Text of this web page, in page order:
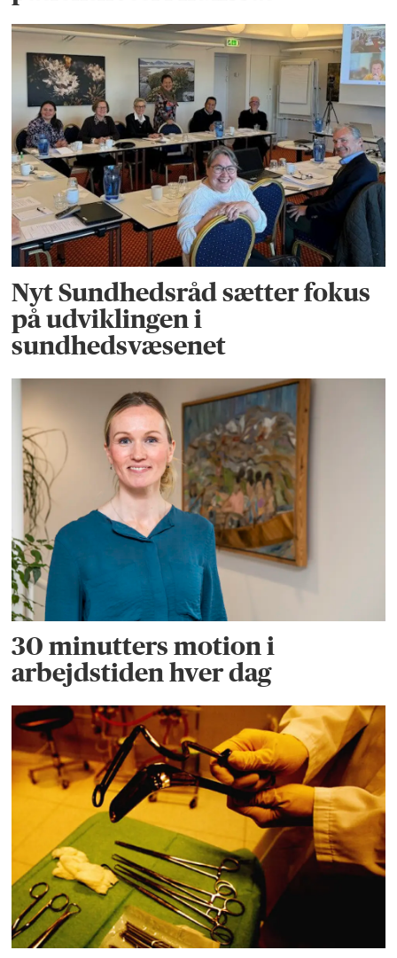
Nyt Sundhedsråd sætter fokus
på udviklingen i
sundhedsvæsenet
30 minutters motion i
arbejdstiden hver dag